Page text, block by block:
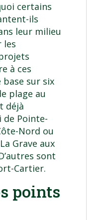
certains
ils
leur milieu
les
à ces
base sur six
plage au
déjà
de Pointe-
Nord ou
La Grave aux
sont
Cartier.
points